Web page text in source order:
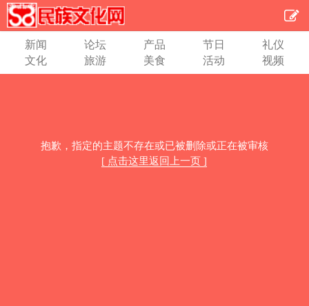
新闻 论坛 产品 节日
礼仪
文化
旅游 美食 活动 视频
抱歉，指定的主题不存在或已被删除或正在被审核
[ 点击这里返回上一页 ]